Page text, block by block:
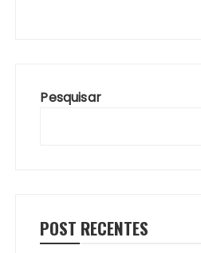
Pesquisar
POST RECENTES